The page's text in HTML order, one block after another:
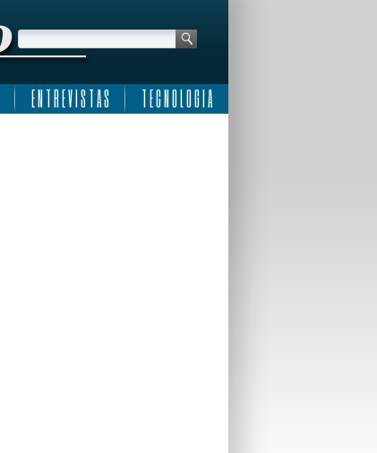
E N T R E V I S T A S T E C N O L O G I A